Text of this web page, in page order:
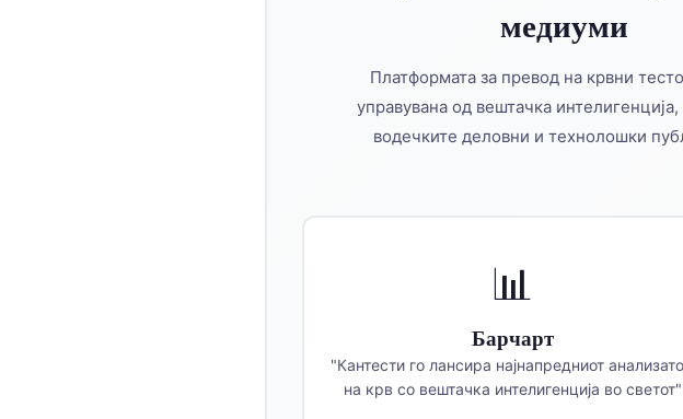
медиуми
Платформата за превод на крвни
управувана од вештачка
водечките деловни и технолошки
📊
Барчарт
"Кантести го лансира најнапредниот
на крв со вештачка интелигенција во светот"